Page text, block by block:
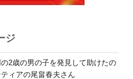
ジ
2歳の男の子を発見して助けたの
ィアの尾畠春夫さん